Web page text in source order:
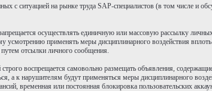
с ситуацией на рынке труда SAP-специалистов (в том числе и
осуществлять единичную или массовую рассылку
усмотрению применять меры дисциплинарного воздействия
отсылки личного сообщения.
строго воспрещается самовольно размещать объявления,
а к нарушителям будут применяться меры дисциплинарного
временная или постоянная блокировка пользовательских